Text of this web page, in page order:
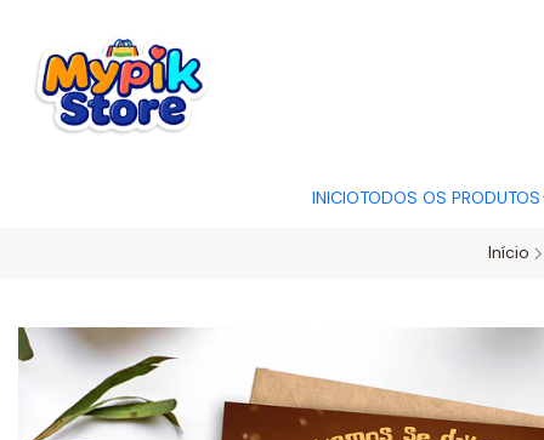
INICIOTODOS OS PRODUTOS
Início